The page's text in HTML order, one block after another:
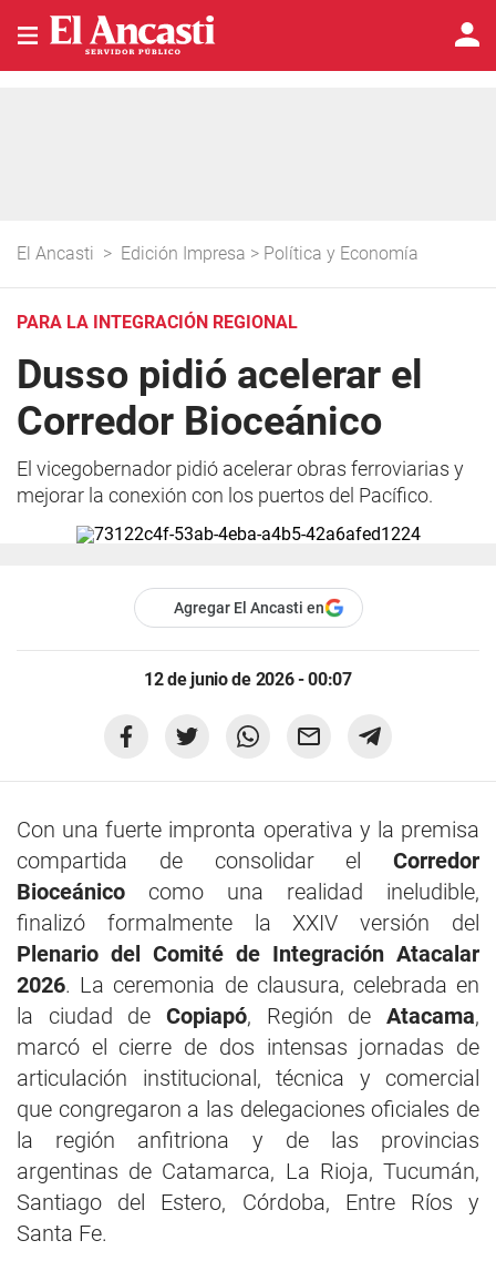
El Ancasti > Edición Impresa > Política y Economía
PARA LA INTEGRACIÓN REGIONAL
Dusso pidió acelerar el
Corredor Bioceánico
El vicegobernador pidió acelerar obras ferroviarias y
mejorar la conexión con los puertos del Pacífico.
Agregar El Ancasti en
12 de junio de 2026 - 00:07
Con una fuerte impronta operativa y la premisa
compartida de consolidar el Corredor
Bioceánico como una realidad ineludible,
finalizó formalmente la XXIV versión del
Plenario del Comité de Integración Atacalar
2026. La ceremonia de clausura, celebrada en
la ciudad de Copiapó, Región de Atacama,
marcó el cierre de dos intensas jornadas de
articulación institucional, técnica y comercial
que congregaron a las delegaciones oficiales de
la región anfitriona y de las provincias
argentinas de Catamarca, La Rioja, Tucumán,
Santiago del Estero, Córdoba, Entre Ríos y
Santa Fe.